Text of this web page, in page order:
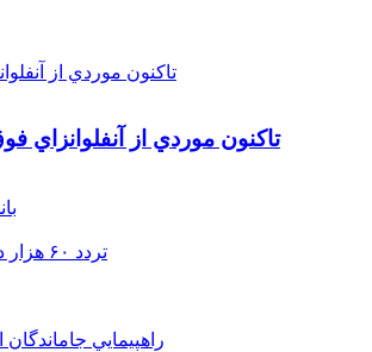
تاکنون موردي از آنفلوانزاي
تردد ۶۰ هزار دستگاه ناوگان ترانزیتی از پایانه‌های مرزی آذربایجان ‌غربی
راهپيمايي